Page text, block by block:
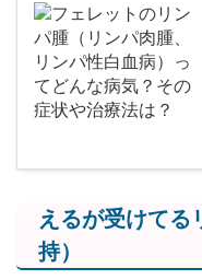
えるが受けてる
持）